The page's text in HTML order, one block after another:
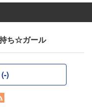
ち☆ガール
)